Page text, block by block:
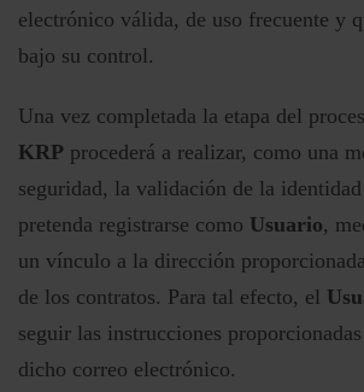
electrónico válida, de uso frecuente y
bajo su control.
Una vez completada la etapa del
KRP procederá a realizar, como una
seguridad, la validación de la
pretenda registrarse como Usuario,
un vínculo a la dirección
de los contratos. Para tal efecto, el
seguir las instrucciones
dicho correo electrónico.